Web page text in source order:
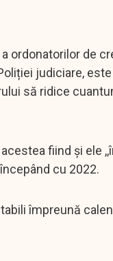
ordonatorilor de
judiciare,
să ridice
fiind și ele
cu 2022.
împreună